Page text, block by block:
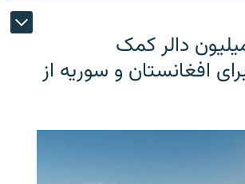
۵ میلیون دالر کمک
افغانستان و سوریه از